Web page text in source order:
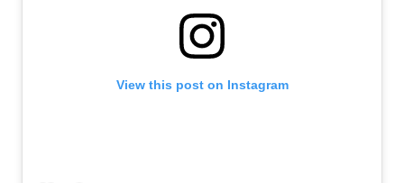
View this post on Instagram